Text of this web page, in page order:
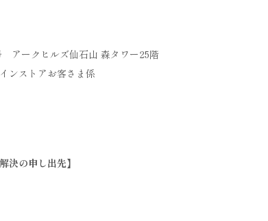
アークヒルズ仙石山 森タワー25階
ンストアお客さま係
決の申し出先】